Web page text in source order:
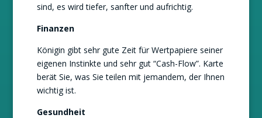
sind, es wird tiefer, sanfter und aufrichtig.
Finanzen
Königin gibt sehr gute Zeit für Wertpapiere seiner
eigenen Instinkte und sehr gut “Cash-Flow”. Karte
berät Sie, was Sie teilen mit jemandem, der Ihnen
wichtig ist.
Gesundheit